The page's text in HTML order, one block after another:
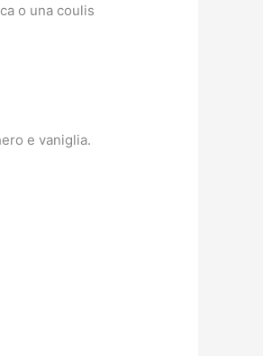
o una coulis
e vaniglia.